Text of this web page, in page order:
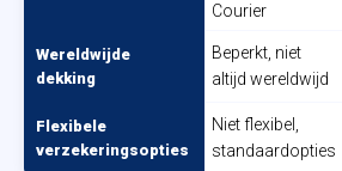
Courier
Wereldwijde
dekking
Beperkt, niet
altijd wereldwijd
Flexibele
verzekeringsopties
Niet flexibel,
standaardopties